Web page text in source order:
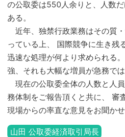
の公取委は550人余りと、人数
ある。
近年、独禁行政業務はその質
っている上、 国際競争に生き残
迅速な処理が何より求められる
強、それも大幅な増員が急務では
現在の公取委全体の人数と人
務体制をご報告頂くと共に、 審
現場からの率直な意見をお聞かせ
山田 公取委経済取引局長